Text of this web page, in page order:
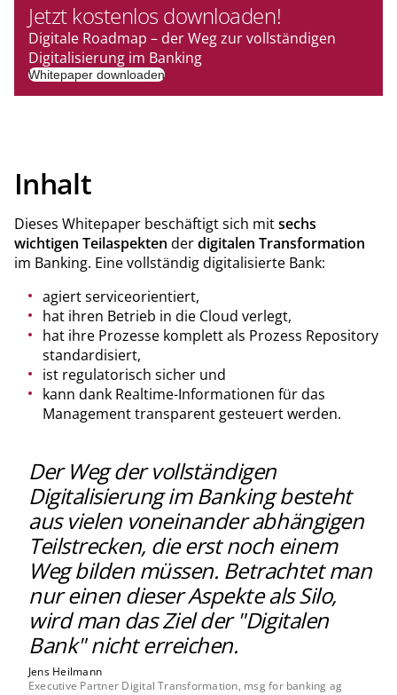
Jetzt kostenlos downloaden!
Digitale Roadmap – der Weg zur vollständigen
Digitalisierung im Banking
Whitepaper downloaden
Inhalt
Dieses Whitepaper beschäftigt sich mitsechs
wichtigen Teilaspekten derdigitalen Transformation
im Banking. Eine vollständig digitalisierte Bank:
agiert serviceorientiert,
hat ihren Betrieb in die Cloud verlegt,
hat ihre Prozesse komplett als Prozess Repository
standardisiert,
ist regulatorisch sicher und
kann dank Realtime-Informationen für das
Management transparent gesteuert werden.
Der Weg der vollständigen
Digitalisierung im Banking besteht
aus vielen voneinander abhängigen
Teilstrecken, die erst noch einem
Weg bilden müssen. Betrachtet man
nur einen dieser Aspekte als Silo,
wird man das Ziel der "Digitalen
Bank" nicht erreichen.
Jens Heilmann
Executive Partner Digital Transformation, msg for banking ag